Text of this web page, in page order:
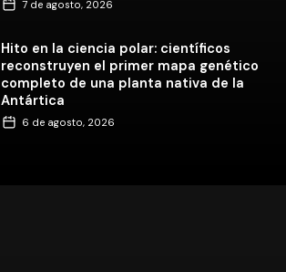
7 de agosto, 2026
Hito en la ciencia polar: científicos
reconstruyen el primer mapa genético
completo de una planta nativa de la
Antártica
6 de agosto, 2026